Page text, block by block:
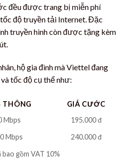
đều được trang bị miễn phí
độ truyền tải Internet. Đặc
truyền hình còn được tặng kèm
hộ gia đình mà Viettel đang
tốc độ cụ thể như:
THÔNG
GIÁ CƯỚC
Mbps
195.000 đ
Mbps
240.000 đ
gồm VAT 10%